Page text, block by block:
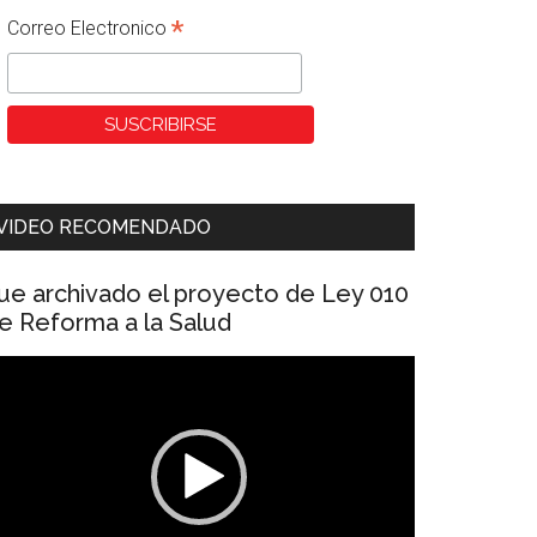
Correo Electronico *
RECOMENDADO
archivado el proyecto de Ley 010
Reforma a la Salud